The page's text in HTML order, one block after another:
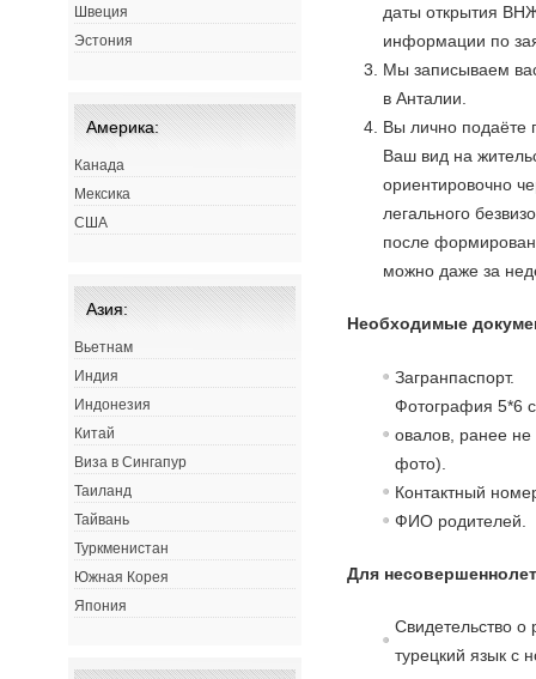
даты открытия
информации по
Мы записываем
в Анталии.
Вы лично подаёте
Ваш вид на
ориентировочно
легального
после
можно даже за
Необходимые
Загранпаспорт.
Фотография 5*6
овалов, ранее
фото).
Контактный
ФИО родителей.
Для
Свидетельство
турецкий язык с
Швеция
Эстония
Америка:
Канада
Мексика
США
Азия:
Вьетнам
Индия
Индонезия
Китай
Виза в Сингапур
Таиланд
Тайвань
Туркменистан
Южная Корея
Япония